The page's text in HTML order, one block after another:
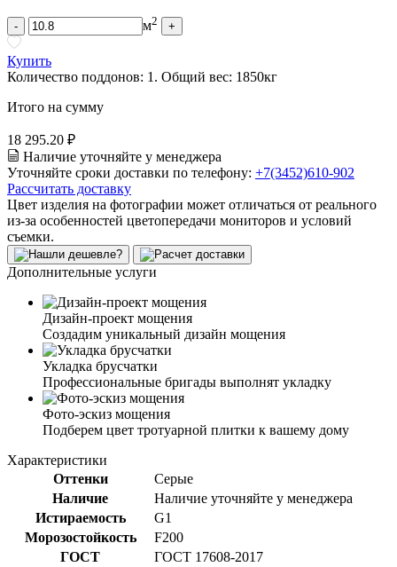
- м2 +
Купить
Количество поддонов: 1 . Общий вес: 1850кг
Итого на сумму
18 295.20 ₽
Наличие уточняйте у менеджера
Уточняйте сроки доставки по телефону: +7(3452)610-902
Рассчитать доставку
Цвет изделия на фотографии может отличаться от реального
из-за особенностей цветопередачи мониторов и условий
съемки.
Дополнительные услуги
Дизайн-проект мощения
Создадим уникальный дизайн мощения
Укладка брусчатки
Профессиональные бригады выполнят укладку
Фото-эскиз мощения
Подберем цвет тротуарной плитки к вашему дому
Характеристики
Оттенки
Серые
Наличие
Наличие уточняйте у менеджера
Истираемость
G1
Морозостойкость
F200
ГОСТ
ГОСТ 17608-2017